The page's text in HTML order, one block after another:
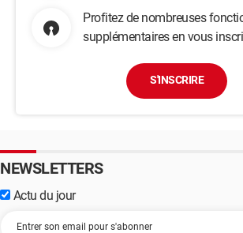
Profitez de nombreuses
supplémentaires en vous
S'INSCRIRE
NEWSLETTERS
Actu du jour